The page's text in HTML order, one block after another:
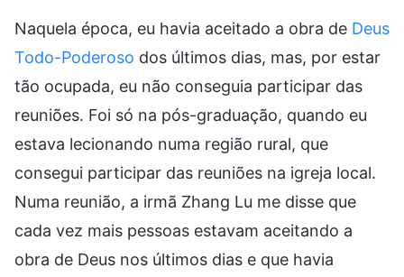
Naquela época, eu havia aceitado a obra de Deus
Todo-Poderoso dos últimos dias, mas, por estar
tão ocupada, eu não conseguia participar das
reuniões. Foi só na pós-graduação, quando eu
estava lecionando numa região rural, que
consegui participar das reuniões na igreja local.
Numa reunião, a irmã Zhang Lu me disse que
cada vez mais pessoas estavam aceitando a
obra de Deus nos últimos dias e que havia